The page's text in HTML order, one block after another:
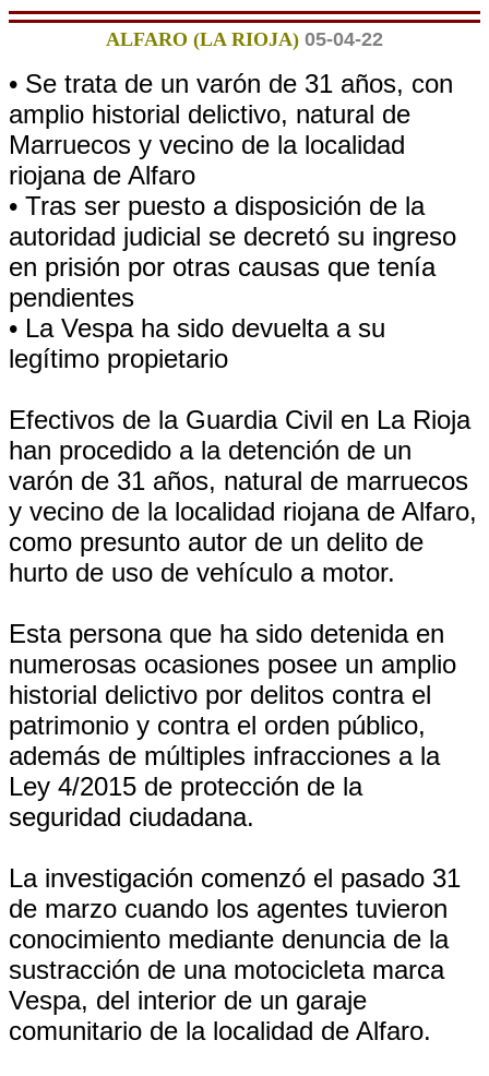
ALFARO (LA RIOJA) 05-04-22
• Se trata de un varón de 31 años, con
amplio historial delictivo, natural de
Marruecos y vecino de la localidad
riojana de Alfaro
• Tras ser puesto a disposición de la
autoridad judicial se decretó su ingreso
en prisión por otras causas que tenía
pendientes
• La Vespa ha sido devuelta a su
legítimo propietario
Efectivos de la Guardia Civil en La Rioja
han procedido a la detención de un
varón de 31 años, natural de marruecos
y vecino de la localidad riojana de Alfaro,
como presunto autor de un delito de
hurto de uso de vehículo a motor.
Esta persona que ha sido detenida en
numerosas ocasiones posee un amplio
historial delictivo por delitos contra el
patrimonio y contra el orden público,
además de múltiples infracciones a la
Ley 4/2015 de protección de la
seguridad ciudadana.
La investigación comenzó el pasado 31
de marzo cuando los agentes tuvieron
conocimiento mediante denuncia de la
sustracción de una motocicleta marca
Vespa, del interior de un garaje
comunitario de la localidad de Alfaro.